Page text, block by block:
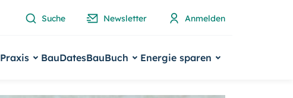
Suche Newsletter Anmelden
Praxis BauDatesBauBuch Energie sparen